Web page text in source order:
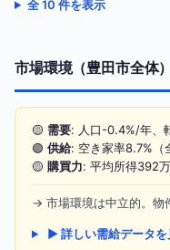
全 10 件を表示
市場環境（豊田市全体）
🟡 需要: 人口-0.4%/年、
🟢 供給: 空き家率8.7%（
🟡 購買力: 平均所得392
→ 市場環境は中立的。物
▶ 詳しい需給データを